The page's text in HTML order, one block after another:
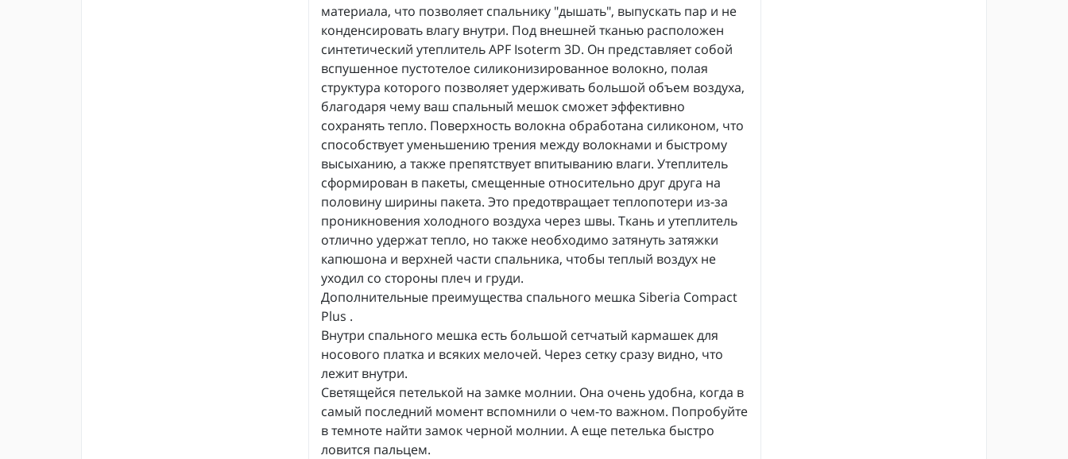
материала, что позволяет спальнику "дышать", выпускать пар и не
конденсировать влагу внутри. Под внешней тканью расположен
синтетический утеплитель APF Isoterm 3D. Он представляет собой
вспушенное пустотелое силиконизированное волокно, полая
структура которого позволяет удерживать большой объем воздуха,
благодаря чему ваш спальный мешок сможет эффективно
сохранять тепло. Поверхность волокна обработана силиконом, что
способствует уменьшению трения между волокнами и быстрому
высыханию, а также препятствует впитыванию влаги. Утеплитель
сформирован в пакеты, смещенные относительно друг друга на
половину ширины пакета. Это предотвращает теплопотери из-за
проникновения холодного воздуха через швы. Ткань и утеплитель
отлично удержат тепло, но также необходимо затянуть затяжки
капюшона и верхней части спальника, чтобы теплый воздух не
уходил со стороны плеч и груди.
Дополнительные преимущества спального мешка Siberia Compact
Plus .
Внутри спального мешка есть большой сетчатый кармашек для
носового платка и всяких мелочей. Через сетку сразу видно, что
лежит внутри.
Светящейся петелькой на замке молнии. Она очень удобна, когда в
самый последний момент вспомнили о чем-то важном. Попробуйте
в темноте найти замок черной молнии. А еще петелька быстро
ловится пальцем.